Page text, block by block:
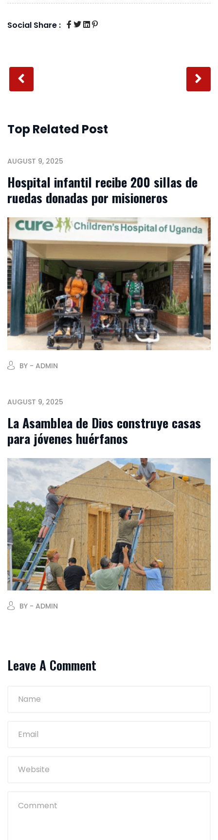
Social Share :
Top Related Post
AUGUST 9, 2025
Hospital infantil recibe 200 sillas de
ruedas donadas por misioneros
BY - ADMIN
AUGUST 9, 2025
La Asamblea de Dios construye casas
para jóvenes huérfanos
BY - ADMIN
Leave A Comment